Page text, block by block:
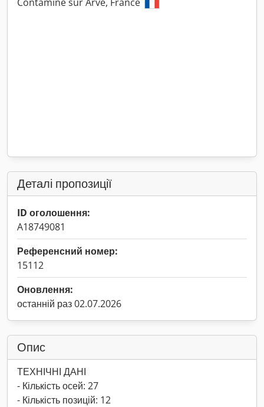
Деталі пропозиції
ID оголошення:
A18749081
Референсний номер:
15112
Оновлення:
останній раз 02.07.2026
Опис
ТЕХНІЧНІ ДАНІ
- Кількість осей: 27
- Кількість позицій: 12